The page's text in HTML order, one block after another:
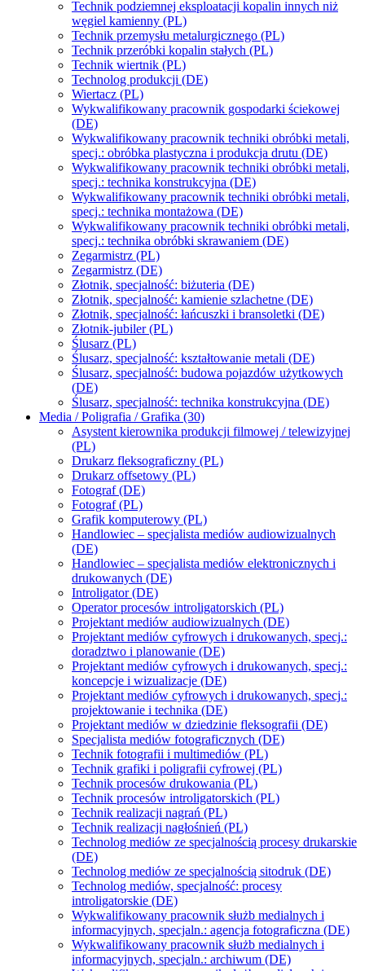
Technik podziemnej eksploatacji kopalin innych niż
węgiel kamienny (PL)
Technik przemysłu metalurgicznego (PL)
Technik przeróbki kopalin stałych (PL)
Technik wiertnik (PL)
Technolog produkcji (DE)
Wiertacz (PL)
Wykwalifikowany pracownik gospodarki ściekowej
(DE)
Wykwalifikowany pracownik techniki obróbki metali,
specj.: obróbka plastyczna i produkcja drutu (DE)
Wykwalifikowany pracownik techniki obróbki metali,
specj.: technika konstrukcyjna (DE)
Wykwalifikowany pracownik techniki obróbki metali,
specj.: technika montażowa (DE)
Wykwalifikowany pracownik techniki obróbki metali,
specj.: technika obróbki skrawaniem (DE)
Zegarmistrz (PL)
Zegarmistrz (DE)
Złotnik, specjalność: biżuteria (DE)
Złotnik, specjalność: kamienie szlachetne (DE)
Złotnik, specjalność: łańcuszki i bransoletki (DE)
Złotnik-jubiler (PL)
Ślusarz (PL)
Ślusarz, specjalność: kształtowanie metali (DE)
Ślusarz, specjalność: budowa pojazdów użytkowych
(DE)
Ślusarz, specjalność: technika konstrukcyjna (DE)
Media / Poligrafia / Grafika (30)
Asystent kierownika produkcji filmowej / telewizyjnej
(PL)
Drukarz fleksograficzny (PL)
Drukarz offsetowy (PL)
Fotograf (DE)
Fotograf (PL)
Grafik komputerowy (PL)
Handlowiec – specjalista mediów audiowizualnych
(DE)
Handlowiec – specjalista mediów elektronicznych i
drukowanych (DE)
Introligator (DE)
Operator procesów introligatorskich (PL)
Projektant mediów audiowizualnych (DE)
Projektant mediów cyfrowych i drukowanych, specj.:
doradztwo i planowanie (DE)
Projektant mediów cyfrowych i drukowanych, specj.:
koncepcje i wizualizacje (DE)
Projektant mediów cyfrowych i drukowanych, specj.:
projektowanie i technika (DE)
Projektant mediów w dziedzinie fleksografii (DE)
Specjalista mediów fotograficznych (DE)
Technik fotografii i multimediów (PL)
Technik grafiki i poligrafii cyfrowej (PL)
Technik procesów drukowania (PL)
Technik procesów introligatorskich (PL)
Technik realizacji nagrań (PL)
Technik realizacji nagłośnień (PL)
Technolog mediów ze specjalnością procesy drukarskie
(DE)
Technolog mediów ze specjalnością sitodruk (DE)
Technolog mediów, specjalność: procesy
introligatorskie (DE)
Wykwalifikowany pracownik służb medialnych i
informacyjnych, specjaln.: agencja fotograficzna (DE)
Wykwalifikowany pracownik służb medialnych i
informacyjnych, specjaln.: archiwum (DE)